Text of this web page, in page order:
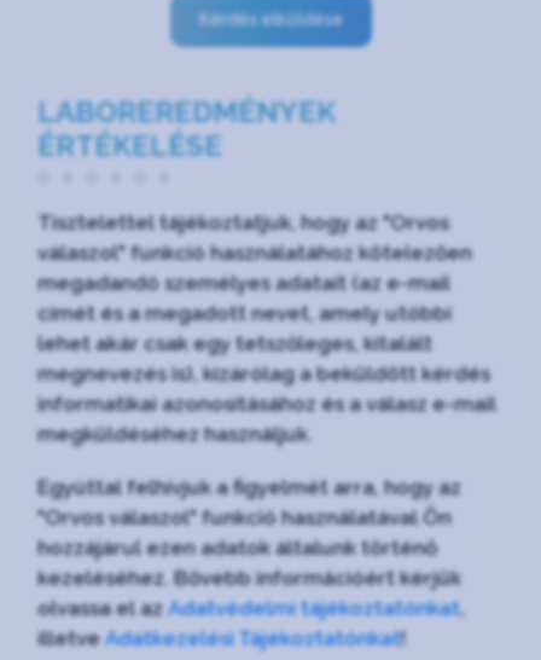
Kérdés elküldése
LABOREREDMÉNYEK
ÉRTÉKELÉSE
Tisztelettel tájékoztatjuk, hogy az "Orvos
válaszol" funkció használatához kötelezően
megadandó személyes adatait (az e-mail
címét és a megadott nevet, amely utóbbi
lehet akár csak egy tetszőleges, kitalált
megnevezés is), kizárólag a beküldött kérdés
informatikai azonosításához és a válasz e-mail
megküldéséhez használjuk.
Egyúttal felhívjuk a figyelmét arra, hogy az
"Orvos válaszol" funkció használatával Ön
hozzájárul ezen adatok általunk történő
kezeléséhez. Bővebb információért kérjük
olvassa el azAdatvédelmi tájékoztatónkat,
illetveAdatkezelési Tájékoztatónkat!